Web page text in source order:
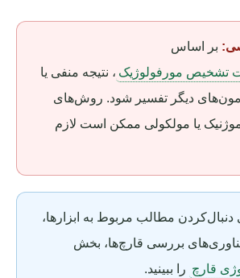
بر اساس
تشخیص مورفولوژیک ، نتیجه منفی یا
دیگر تفسیر شود. روش‌های
یا مولکولی ممکن است لازم
دنبال‌کردن مطالب مربوط به ابزارها،
بررسی قارچ‌ها، بخش
قارچ را ببینید.